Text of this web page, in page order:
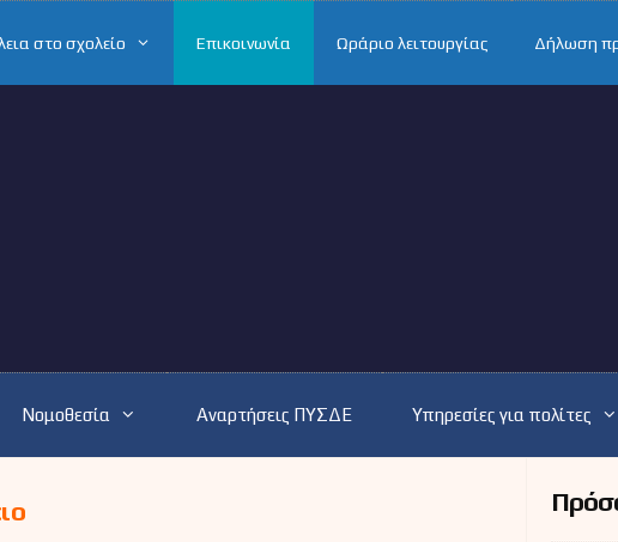
στο σχολείο Επικοινωνία Ωράριο λειτουργίας Δήλωση
Νομοθεσία Αναρτήσεις ΠΥΣΔΕ Υπηρεσίες για πολίτες